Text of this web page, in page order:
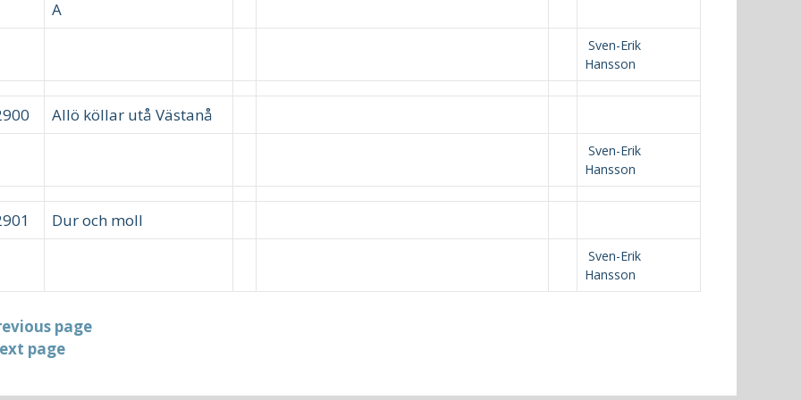
A
Sven-Erik
Hansson
Allö köllar utå Västanå
Sven-Erik
Hansson
Dur och moll
Sven-Erik
Hansson
page
page